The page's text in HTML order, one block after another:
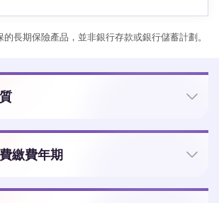
長期保險產品，並非銀行存款或銀行儲蓄計劃。
繳費年期